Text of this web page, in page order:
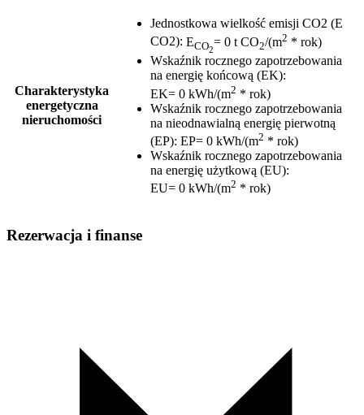
Charakterystyka
energetyczna
nieruchomości
Jednostkowa wielkość emisji CO2 (E
CO2): ECO2
= 0 t CO2/(m2 * rok)
Wskaźnik rocznego zapotrzebowania
na energię końcową (EK):
EK= 0 kWh/(m2 * rok)
Wskaźnik rocznego zapotrzebowania
na nieodnawialną energię pierwotną
(EP): EP= 0 kWh/(m2 * rok)
Wskaźnik rocznego zapotrzebowania
na energię użytkową (EU):
EU= 0 kWh/(m2 * rok)
Rezerwacja i finanse